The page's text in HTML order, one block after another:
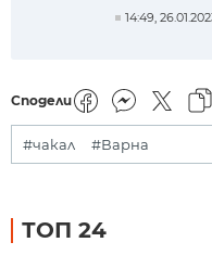
14:49,
Сподели
#чакал #Варна
ТОП 24